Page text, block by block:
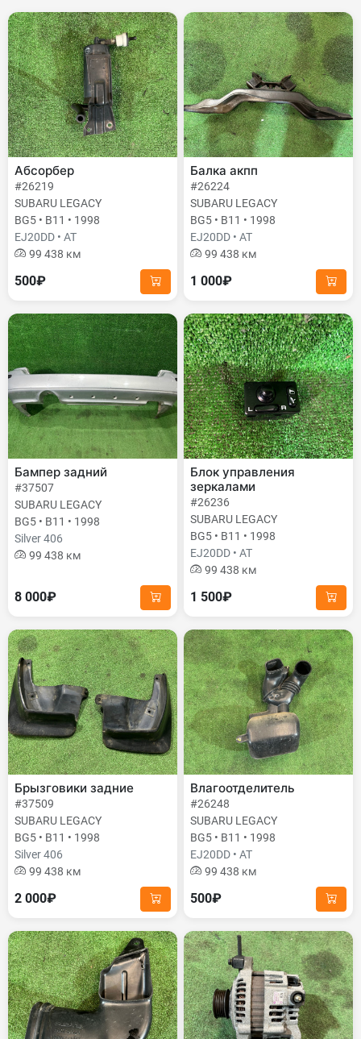
Абсорбер
#26219
SUBARU LEGACY
BG5 • B11 • 1998
EJ20DD • AT
99 438 км
500₽
Балка акпп
#26224
SUBARU LEGACY
BG5 • B11 • 1998
EJ20DD • AT
99 438 км
1 000₽
Бампер задний
#37507
SUBARU LEGACY
BG5 • B11 • 1998
Silver 406
99 438 км
8 000₽
Блок управления
зеркалами
#26236
SUBARU LEGACY
BG5 • B11 • 1998
EJ20DD • AT
99 438 км
1 500₽
Брызговики задние
#37509
SUBARU LEGACY
BG5 • B11 • 1998
Silver 406
99 438 км
2 000₽
Влагоотделитель
#26248
SUBARU LEGACY
BG5 • B11 • 1998
EJ20DD • AT
99 438 км
500₽